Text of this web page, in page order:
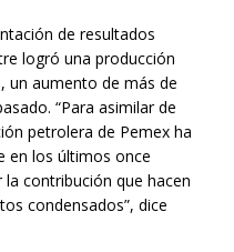
de resultados
logró una producción
un aumento de más de
“Para asimilar de
petrolera de Pemex ha
en los últimos once
contribución que hacen
condensados”, dice